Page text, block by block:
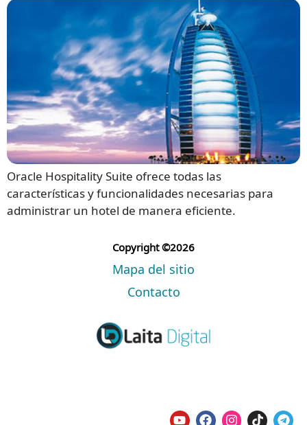
Oracle Hospitality Suite ofrece todas las
características y funcionalidades necesarias para
administrar un hotel de manera eficiente.
Copyright ©2026
Mapa del sitio
Contacto